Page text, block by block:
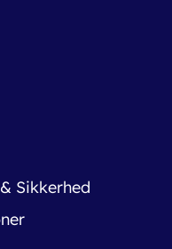
Sikkerhed